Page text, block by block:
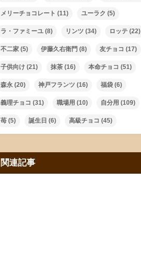
メリーチョコレート (11) ユーラク (5)
ラ・ファミーユ (8) リンツ (34) ロッテ (22)
不二家 (5) 伊藤久右衛門 (8) 友チョコ (17)
子供向け (21) 抹茶 (16) 本命チョコ (51)
森永 (20) 神戸フランツ (16) 福袋 (6)
義理チョコ (31) 職場用 (10) 自分用 (109)
苺 (5) 誕生日 (6) 高級チョコ (45)
関連記事